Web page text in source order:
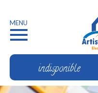
MENU
indisponible